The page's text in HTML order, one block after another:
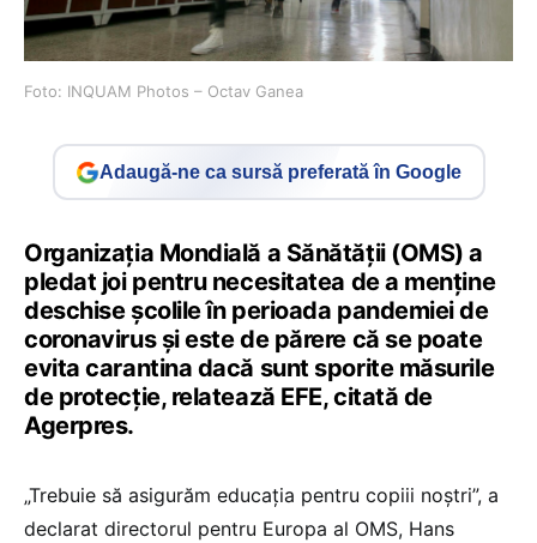
Foto: INQUAM Photos – Octav Ganea
Adaugă-ne ca sursă preferată în Google
Organizaţia Mondială a Sănătăţii (OMS) a
pledat joi pentru necesitatea de a menţine
deschise şcolile în perioada pandemiei de
coronavirus şi este de părere că se poate
evita carantina dacă sunt sporite măsurile
de protecţie, relatează EFE, citată de
Agerpres.
„Trebuie să asigurăm educaţia pentru copiii noştri”, a
declarat directorul pentru Europa al OMS, Hans